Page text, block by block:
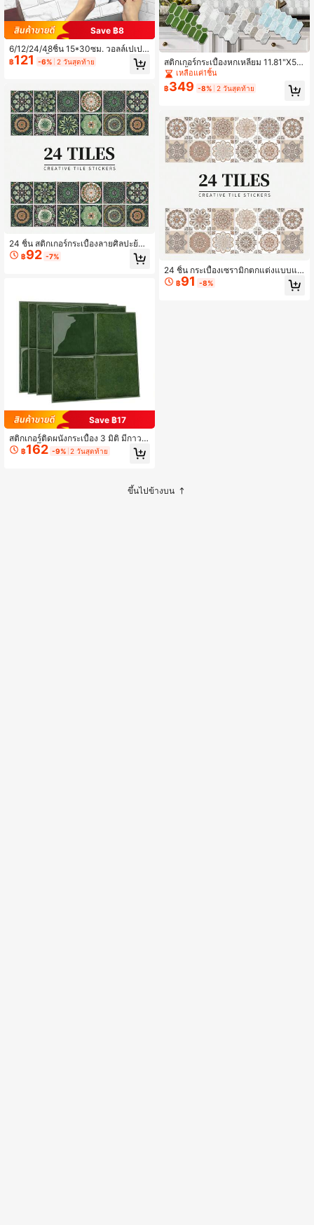
Save ฿8
6/12/24/48ชิ้น 15*30ซม. วอลล์เปเปอ
ร์ลายกระเบื้องเซรามิก ลายหินสีขาวสไ
ตล์เรโทรคลาสสิก แบบลอกแล้วติดได้,
ผ่นรองกันกระเด็นสำหรับห้องครัว
฿121 -6% 2 วันสุดท้าย
24 ชิ้น สติกเกอร์กระเบื้องลายศิลปะย้อน
ยุค, สติกเกอร์ติดผนัง 3 มิติ มีกาวในตัว
วอลล์เปเปอร์แบบลอกและติด ภาพจิตร
฿92 -7%
Save ฿17
สติกเกอร์ติดผนังกระเบื้อง 3 มิติ มีกาวใ
นตัว, สติ๊กเกอร์ติดผนังแบบถอดได้, กัน
น้ำ กันน้ำมัน กันความชื้น, ไม่ต้องเจาะ,
฿162 -9% 2 วันสุดท้าย
สติกเกอร์กระเบื้องหกเหลี่ยม 11.81"X5.9
1", 6 ชิ้น หนา 0.45 มม. สามารถถอดออ
กได้ กันน้ำ สำหรับผนังห้องครัว ห้องน้ำ
เหลือแค่1ชิ้น
฿349 -8% 2 วันสุดท้าย
24 ชิ้น กระเบื้องเซรามิกตกแต่งแบบแข
วน, สติกเกอร์ติดผนังลายดอกไม้ศิลปะ,
สติกเกอร์ติดกระเบื้อง สไตล์แมนดาลาส
฿91 -8%
ขึ้นไปข้างบน